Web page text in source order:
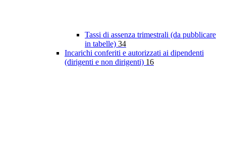
Tassi di assenza trimestrali (da pubblicare
in tabelle) 34
Incarichi conferiti e autorizzati ai dipendenti
(dirigenti e non dirigenti) 16